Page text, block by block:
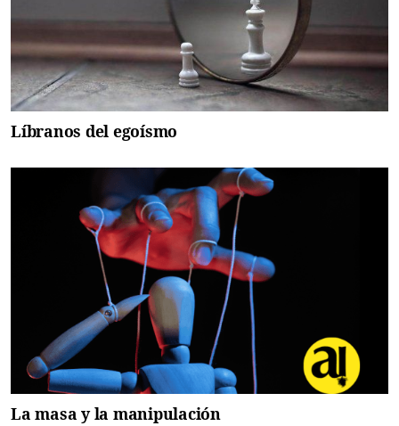
Líbranos del egoísmo
La masa y la manipulación